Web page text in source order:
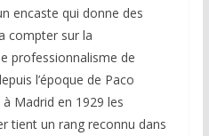
encaste qui donne des
compter sur la
professionnalisme de
l’époque de Paco
Madrid en 1929 les
tient un rang reconnu dans